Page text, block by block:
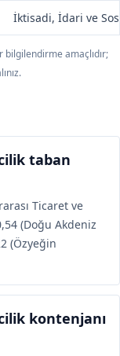
İktisadi, İdari ve
bilgilendirme amaçlıdır;
taban
Ticaret ve
(Doğu Akdeniz
(Özyeğin
kontenjanı